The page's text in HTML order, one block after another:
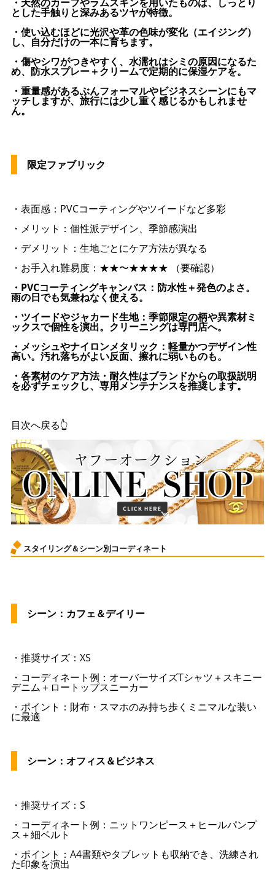
とした手触りと深みあるツヤが特徴。
・使い込むほどに光沢や革の色味が変化（エイジング）
し、自分だけの一本に育ちます。
・傷やシワがつきやすく、水濡れはシミの原因になるた
め、防水スプレー＋クリームで定期的に保湿ケアを。
・重量感があるぶんフォーマルやビジネスシーンにもマ
ッチしますが、旅行には少し重く感じるかもしれませ
ん。
限定ファブリック
・表面感：PVCコーティングやツイードなど多彩
・メリット：個性派デザイン、季節感演出
・デメリット：生地ごとにケア方法が異なる
・お手入れ難易度：★★〜★★★★ （要確認）
・PVCコーティングキャンバス：防水性＋発色のよさ。
雨の日でも気兼ねなく使える。
・ツイードやジャカード生地：季節限定の柄や異素材ミ
ックスで個性を演出。クリーニングは専門店へ。
・メッシュやナイロンメタリック：軽量かつデザイン性
高い。汚れ落ちがよい反面、擦れに弱いものも。
・各素材のケア方法・耐久性はブランドからの取扱説明
を必ずチェックし、専用メンテナンスを推奨します。
目次へ戻る👆
スタイリング＆シーン別コーディネート
シーン：カフェ＆デイリー
・推奨サイズ：XS
・コーディネート例：オーバーサイズTシャツ＋スキニー
デニム＋ロートップスニーカー
・ポイント：財布・スマホのみ持ち歩くミニマルな装い
に最適
シーン：オフィス＆ビジネス
・推奨サイズ：S
・コーディネート例：ニットワンピース＋ヒールパンプ
ス＋細ベルト
・ポイント：A4書類やタブレットも収納でき、洗練され
た印象を演出